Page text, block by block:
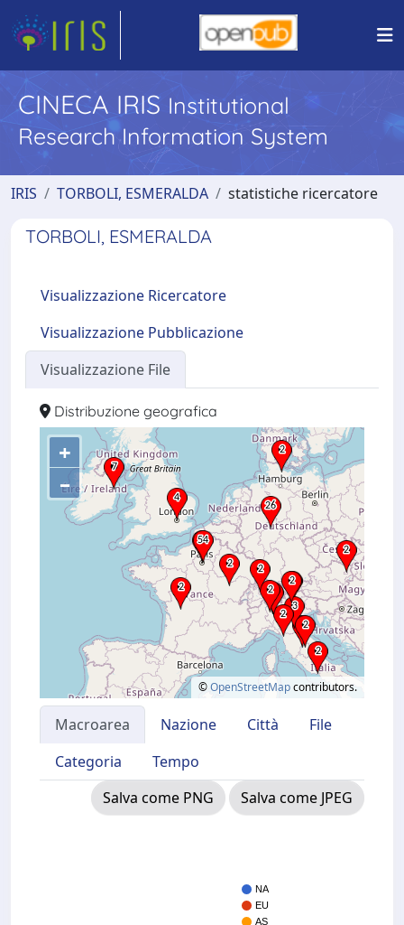
CINECA IRIS Institutional
Research Information System
IRIS TORBOLI, ESMERALDA statistiche ricercatore
TORBOLI, ESMERALDA
Visualizzazione Ricercatore
Visualizzazione Pubblicazione
Visualizzazione File
Distribuzione geografica
+
–
©OpenStreetMapcontributors.
Macroarea Nazione Città
File
Categoria
Tempo
Salva come PNG
Salva come JPEG
NA
EU
AS